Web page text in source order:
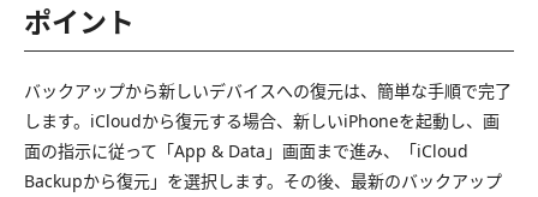
ポイント
バックアップから新しいデバイスへの復元は、簡単な手順で完了
します。iCloudから復元する場合、新しいiPhoneを起動し、画
面の指示に従って「App & Data」画面まで進み、「iCloud
Backupから復元」を選択します。その後、最新のバックアップ